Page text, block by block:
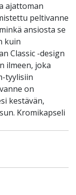
ajattoman
peltivanne
ansiosta se
kuin
Classic -design
ilmeen, joka
tyylisiin
on
kestävän,
Kromikapseli